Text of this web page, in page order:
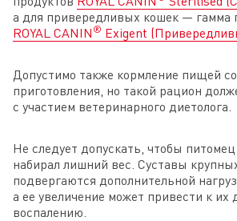
а для привередливых кошек — гамма
ROYAL CANIN ® Exigent
Допустимо также кормление пищей
приготовления, но такой рацион
с участием ветеринарного диетолога.
Не следует допускать, чтобы питомец
набирал лишний вес. Суставы
подвергаются дополнительной
а ее увеличение может привести к
воспалению.